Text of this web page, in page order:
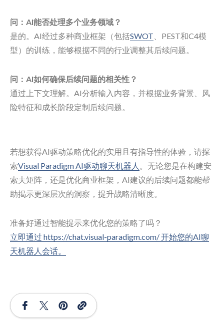
问：AI能否处理多个业务领域？
是的。AI经过多种商业框架（包括SWOT 、PEST和C4模
型）的训练，能够根据不同的行业调整其后续问题。
问：AI如何确保后续问题的相关性？
通过上下文理解。AI分析输入内容，并根据业务背景、风
险特征和成长阶段定制后续问题。
若想获得AI驱动策略优化的实用且有指导性的体验，请探
索Visual Paradigm AI驱动聊天机器人 。无论您是在构建安
索夫矩阵，还是优化商业框架，AI建议的后续问题都能帮
助揭示更深层次的洞察，提升战略清晰度。
准备好通过智能提示来优化您的策略了吗？
立即通过 https://chat.visual-paradigm.com/ 开始您的AI聊
天机器人会话。